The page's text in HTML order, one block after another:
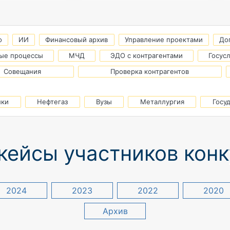
ИИ Финансовый архив Управление проектами
процессы МЧД ЭДО с контрагентами
Совещания Проверка контрагентов
Нефтегаз Вузы Металлургия
участников
2024 2023 2022 2020
Архив